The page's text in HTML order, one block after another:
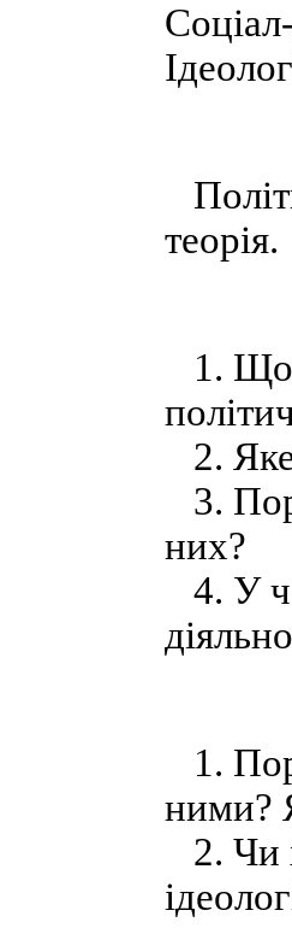
теорія.
1. Що
2. Яке
3.
них?
4. У
1.
ними?
2. Чи